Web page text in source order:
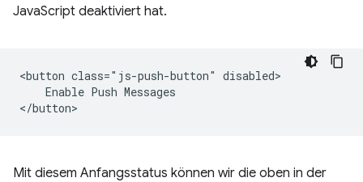
JavaScript deaktiviert hat.
<button class="js-push-button" disabled>
    Enable Push Messages
Mit diesem Anfangsstatus können wir die oben in der